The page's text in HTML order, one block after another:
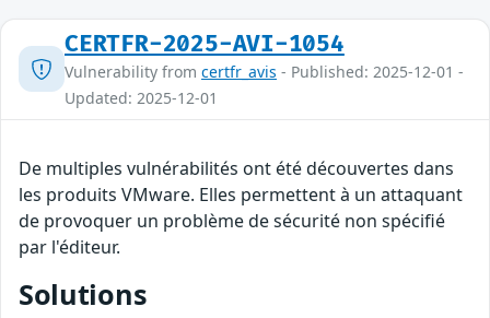
CERTFR-2025-AVI-1054
Vulnerability from certfr_avis - Published: 2025-12-01 -
Updated: 2025-12-01
De multiples vulnérabilités ont été découvertes dans
les produits VMware. Elles permettent à un attaquant
de provoquer un problème de sécurité non spécifié
par l'éditeur.
Solutions